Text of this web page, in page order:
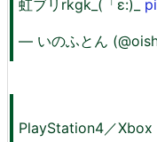
虹ブリrkgk_(「ε:)_
— いのふとん
PlayStation4／Xbox